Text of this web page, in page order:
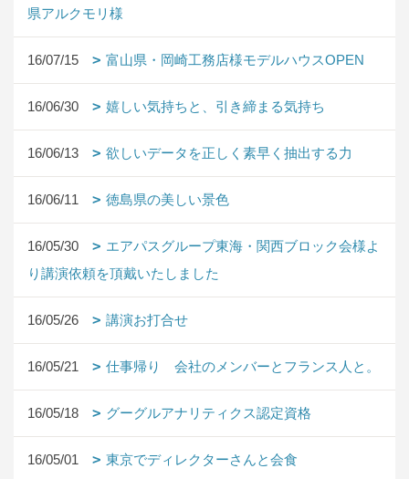
県アルクモリ様
16/07/15 富山県・岡崎工務店様モデルハウスOPEN
16/06/30 嬉しい気持ちと、引き締まる気持ち
16/06/13 欲しいデータを正しく素早く抽出する力
16/06/11 徳島県の美しい景色
16/05/30
エアパスグループ東海・関西ブロック会様よ
り講演依頼を頂戴いたしました
16/05/26 講演お打合せ
16/05/21 仕事帰り 会社のメンバーとフランス人と。
16/05/18 グーグルアナリティクス認定資格
16/05/01 東京でディレクターさんと会食